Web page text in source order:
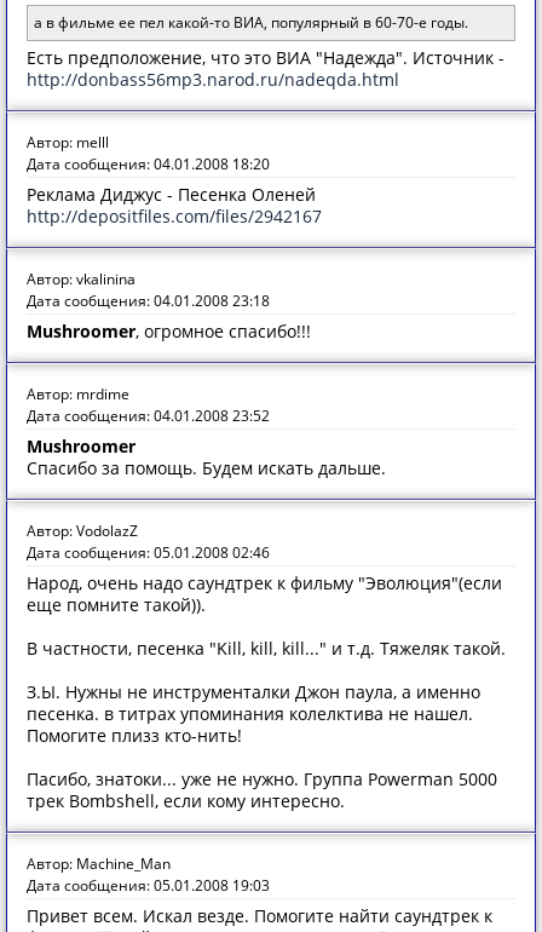
а в фильме ее пел какой-то ВИА, популярный в 60-70-е годы.
Есть предположение, что это ВИА "Надежда". Источник -
http://donbass56mp3.narod.ru/nadeqda.html
Автор: melll
Дата сообщения: 04.01.2008 18:20
Реклама Диджус - Песенка Оленей
http://depositfiles.com/files/2942167
Автор: vkalinina
Дата сообщения: 04.01.2008 23:18
Mushroomer, огромное спасибо!!!
Автор: mrdime
Дата сообщения: 04.01.2008 23:52
Mushroomer
Спасибо за помощь. Будем искать дальше.
Автор: VodolazZ
Дата сообщения: 05.01.2008 02:46
Народ, очень надо саундтрек к фильму "Эволюция"(если
еще помните такой)).
В частности, песенка "Kill, kill, kill..." и т.д. Тяжеляк такой.
З.Ы. Нужны не инструменталки Джон паула, а именно
песенка. в титрах упоминания колелктива не нашел.
Помогите плизз кто-нить!
Пасибо, знатоки... уже не нужно. Группа Powerman 5000
трек Bombshell, если кому интересно.
Автор: Machine_Man
Дата сообщения: 05.01.2008 19:03
Привет всем. Искал везде. Помогите найти саундтрек к